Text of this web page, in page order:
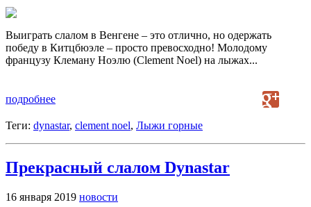
Выиграть слалом в Венгене – это отлично, но одержать
победу в Китцбюэле – просто превосходно! Молодому
французу Клеману Ноэлю (Clement Noel) на лыжах...
подробнее
Теги: dynastar, clement noel, Лыжи горные
Прекрасный слалом Dynastar
16 января 2019 новости